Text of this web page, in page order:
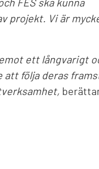
FES ska kunna
projekt. Vi är
ett långvarigt
att följa deras